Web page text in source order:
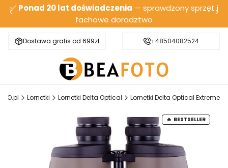
✅ Ponad 20 lat doświadczenia — sprawdzony sprzęt i
fachowe doradztwo
Dostawa gratis od 699zł Bezpieczna wysyłka
+48504082524
Lornetki Lornetki Delta Optical Lornetki Delta Optical Extreme
BESTSELLER